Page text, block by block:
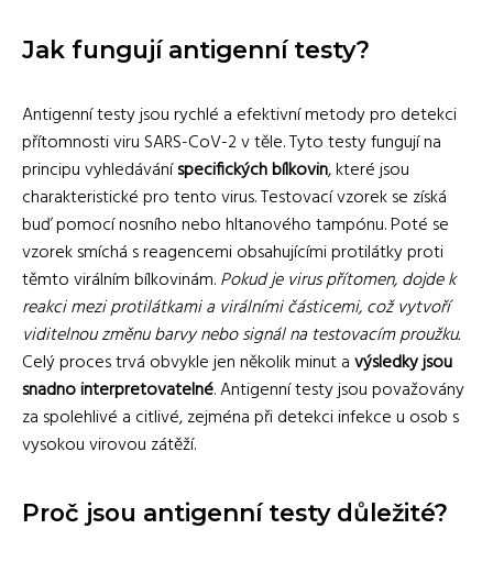
Jak fungují antigenní testy?
Antigenní testy jsou rychlé a efektivní metody pro detekci
přítomnosti viru SARS-CoV-2 v těle. Tyto testy fungují na
principu vyhledáváníspecifických bílkovin, které jsou
charakteristické pro tento virus. Testovací vzorek se získá
buď pomocí nosního nebo hltanového tampónu. Poté se
vzorek smíchá s reagencemi obsahujícími protilátky proti
těmto virálním bílkovinám.Pokud je virus přítomen, dojde k
reakci mezi protilátkami a virálními částicemi, což vytvoří
viditelnou změnu barvy nebo signál na testovacím proužku.
Celý proces trvá obvykle jen několik minut avýsledky jsou
snadno interpretovatelné. Antigenní testy jsou považovány
za spolehlivé a citlivé, zejména při detekci infekce u osob s
vysokou virovou zátěží.
Proč jsou antigenní testy důležité?